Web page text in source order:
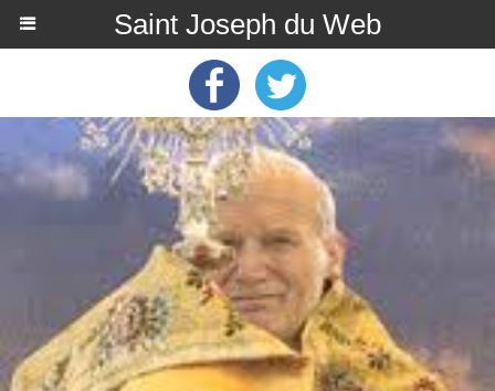
Saint Joseph du Web